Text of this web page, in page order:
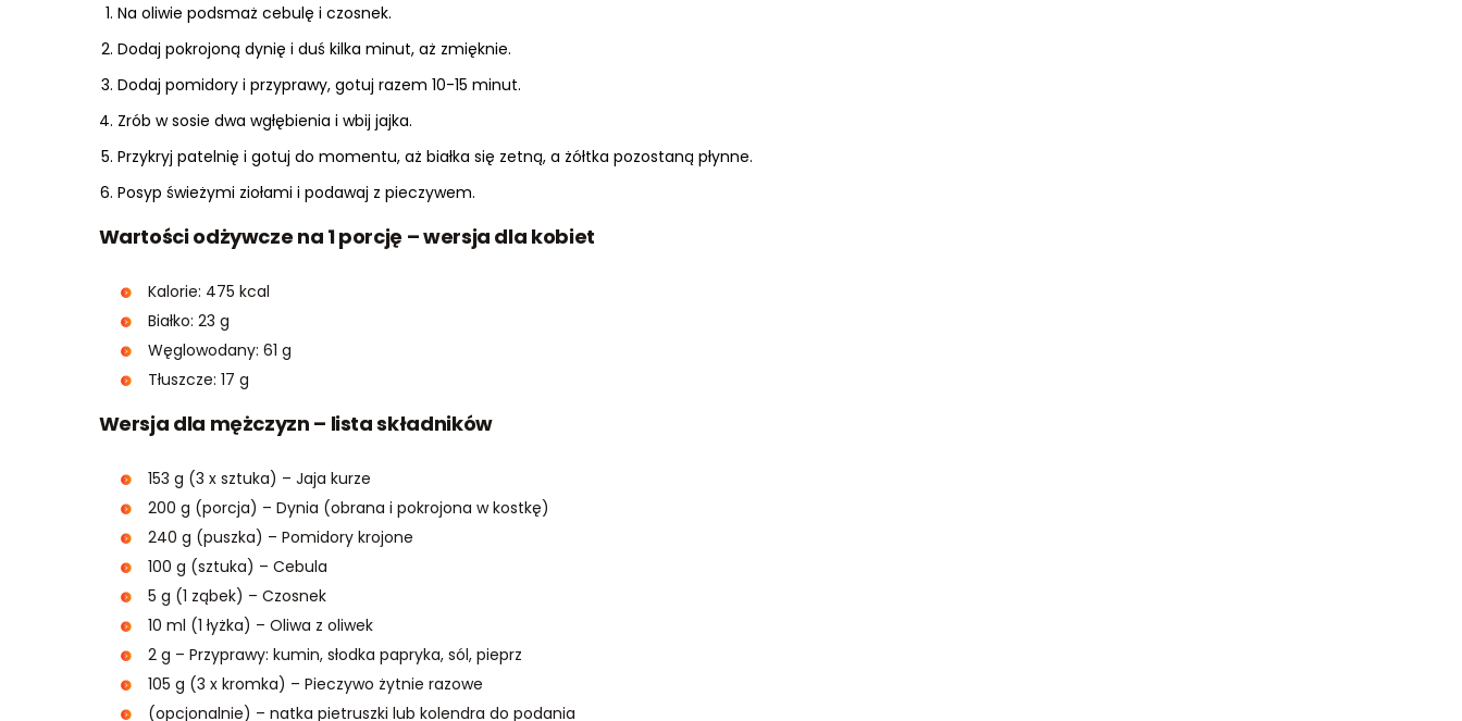
Na oliwie podsmaż cebulę i czosnek.
Dodaj pokrojoną dynię i duś kilka minut, aż zmięknie.
Dodaj pomidory i przyprawy, gotuj razem 10-15 minut.
Zrób w sosie dwa wgłębienia i wbij jajka.
Przykryj patelnię i gotuj do momentu, aż białka się zetną, a żółtka pozostaną płynne.
Posyp świeżymi ziołami i podawaj z pieczywem.
Wartości odżywcze na 1 porcję – wersja dla kobiet
Kalorie: 475 kcal
Białko: 23 g
Węglowodany: 61 g
Tłuszcze: 17 g
Wersja dla mężczyzn – lista składników
153 g (3 x sztuka) – Jaja kurze
200 g (porcja) – Dynia (obrana i pokrojona w kostkę)
240 g (puszka) – Pomidory krojone
100 g (sztuka) – Cebula
5 g (1 ząbek) – Czosnek
10 ml (1 łyżka) – Oliwa z oliwek
2 g – Przyprawy: kumin, słodka papryka, sól, pieprz
105 g (3 x kromka) – Pieczywo żytnie razowe
(opcjonalnie) – natka pietruszki lub kolendra do podania